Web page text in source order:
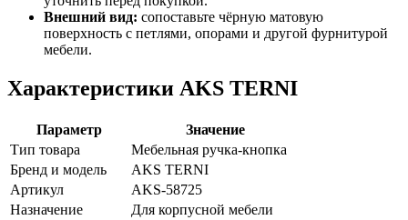
Внешний вид: сопоставьте чёрную матовую
поверхность с петлями, опорами и другой фурнитурой
мебели.
Характеристики AKS TERNI
Параметр
Значение
Тип товара
Мебельная ручка-кнопка
Бренд и модель
AKS TERNI
Артикул
AKS-58725
Назначение
Для корпусной мебели